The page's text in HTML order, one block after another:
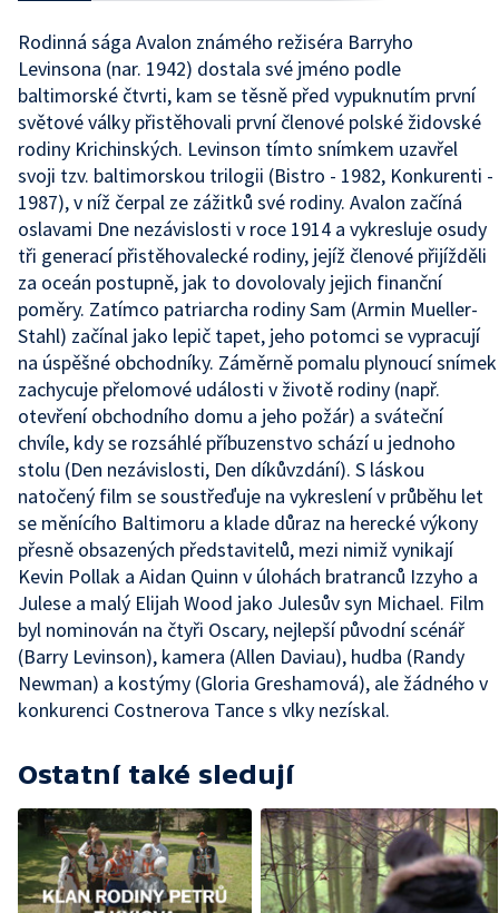
Rodinná sága Avalon známého režiséra Barryho
Levinsona (nar. 1942) dostala své jméno podle
baltimorské čtvrti, kam se těsně před vypuknutím první
světové války přistěhovali první členové polské židovské
rodiny Krichinských. Levinson tímto snímkem uzavřel
svoji tzv. baltimorskou trilogii (Bistro - 1982, Konkurenti -
1987), v níž čerpal ze zážitků své rodiny. Avalon začíná
oslavami Dne nezávislosti v roce 1914 a vykresluje osudy
tři generací přistěhovalecké rodiny, jejíž členové přijížděli
za oceán postupně, jak to dovolovaly jejich finanční
poměry. Zatímco patriarcha rodiny Sam (Armin Mueller-
Stahl) začínal jako lepič tapet, jeho potomci se vypracují
na úspěšné obchodníky. Záměrně pomalu plynoucí snímek
zachycuje přelomové události v životě rodiny (např.
otevření obchodního domu a jeho požár) a sváteční
chvíle, kdy se rozsáhlé příbuzenstvo schází u jednoho
stolu (Den nezávislosti, Den díkůvzdání). S láskou
natočený film se soustřeďuje na vykreslení v průběhu let
se měnícího Baltimoru a klade důraz na herecké výkony
přesně obsazených představitelů, mezi nimiž vynikají
Kevin Pollak a Aidan Quinn v úlohách bratranců Izzyho a
Julese a malý Elijah Wood jako Julesův syn Michael. Film
byl nominován na čtyři Oscary, nejlepší původní scénář
(Barry Levinson), kamera (Allen Daviau), hudba (Randy
Newman) a kostýmy (Gloria Greshamová), ale žádného v
konkurenci Costnerova Tance s vlky nezískal.
Ostatní také sledují